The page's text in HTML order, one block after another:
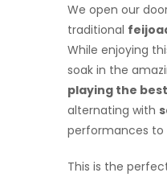
We open our
traditional
While enjoying
soak in the
playing the
alternating with
performances to
This is the